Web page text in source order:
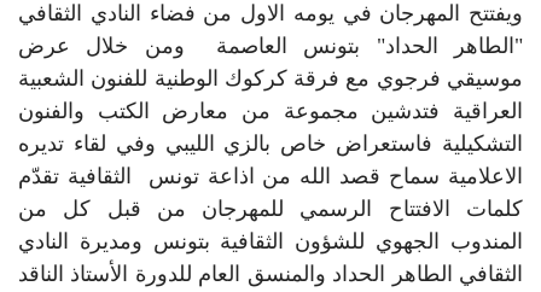
ويفتتح المهرجان في يومه الاول من فضاء النادي الثقافي
"الطاهر الحداد" بتونس العاصمة ومن خلال عرض
موسيقي فرجوي مع فرقة كركوك الوطنية للفنون الشعبية
العراقية فتدشين مجموعة من معارض الكتب والفنون
التشكيلية فاستعراض خاص بالزي الليبي وفي لقاء تديره
الاعلامية سماح قصد الله من اذاعة تونس الثقافية تقدّم
كلمات الافتتاح الرسمي للمهرجان من قبل كل من
المندوب الجهوي للشؤون الثقافية بتونس ومديرة النادي
الثقافي الطاهر الحداد والمنسق العام للدورة الأستاذ الناقد